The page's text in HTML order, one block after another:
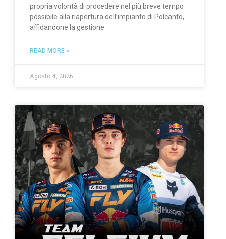
propria volontà di procedere nel più breve tempo
possibile alla riapertura dell’impianto di Polcanto,
affidandone la gestione
READ MORE »
Agosto 4, 2026